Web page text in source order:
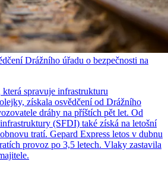
Drážního úřadu o bezpečnosti na
spravuje infrastrukturu
získala osvědčení od Drážního
dráhy na příštích pět let. Od
(SFDI) také získá na letošní
tratí. Gepard Express letos v dubnu
provoz po 3,5 letech. Vlaky zastavila